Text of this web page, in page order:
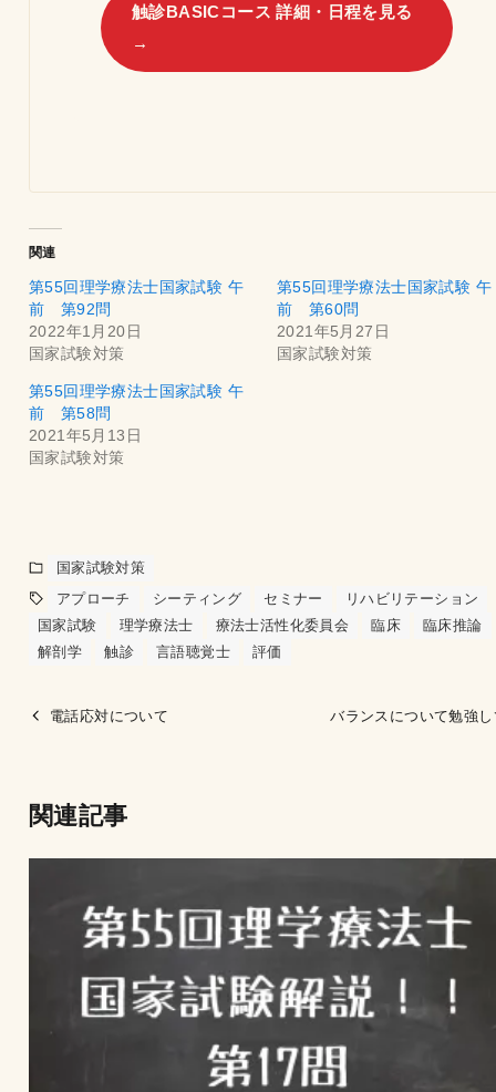
触診BASICコース 詳細・日程を見る
→
関連
第55回理学療法士国家試験 午
前 第92問
2022年1月20日
国家試験対策
第55回理学療法士国家試験 午
前 第60問
2021年5月27日
国家試験対策
第55回理学療法士国家試験 午
前 第58問
2021年5月13日
国家試験対策
国家試験対策
アプローチ
シーティング セミナー
リハビリテーション
国家試験
理学療法士 療法士活性化委員会 臨床
臨床推論
解剖学
触診 言語聴覚士 評価
電話応対について バランスについて勉強
関連記事